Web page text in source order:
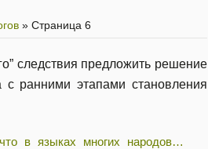
» Страница 6
следствия предложить решение
с ранними этапами становления
в языках многих народов…